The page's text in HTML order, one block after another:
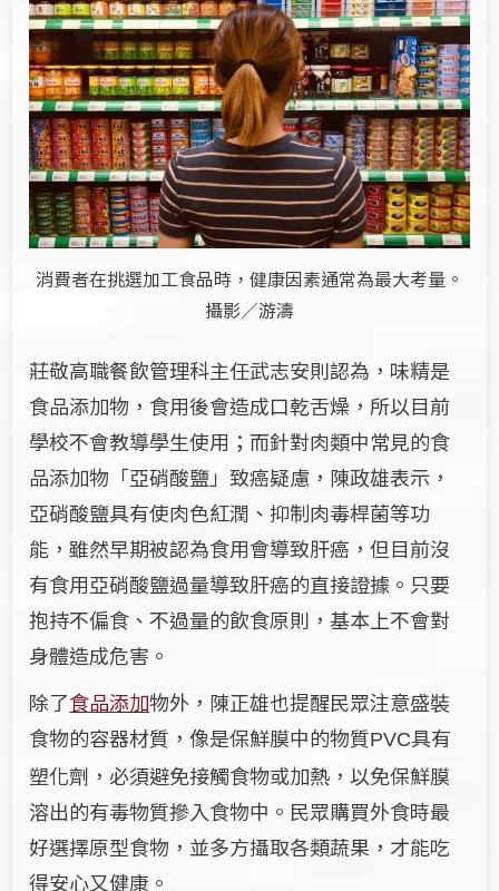
消費者在挑選加工食品時，健康因素通常為最大考量。
攝影／游濤
莊敬高職餐飲管理科主任武志安則認為，味精是
食品添加物，食用後會造成口乾舌燥，所以目前
學校不會教導學生使用；而針對肉類中常見的食
品添加物「亞硝酸鹽」致癌疑慮，陳政雄表示，
亞硝酸鹽具有使肉色紅潤、抑制肉毒桿菌等功
能，雖然早期被認為食用會導致肝癌，但目前沒
有食用亞硝酸鹽過量導致肝癌的直接證據。只要
抱持不偏食、不過量的飲食原則，基本上不會對
身體造成危害。
除了食品添加物外，陳正雄也提醒民眾注意盛裝
食物的容器材質，像是保鮮膜中的物質PVC具有
塑化劑，必須避免接觸食物或加熱，以免保鮮膜
溶出的有毒物質摻入食物中。民眾購買外食時最
好選擇原型食物，並多方攝取各類蔬果，才能吃
得安心又健康。